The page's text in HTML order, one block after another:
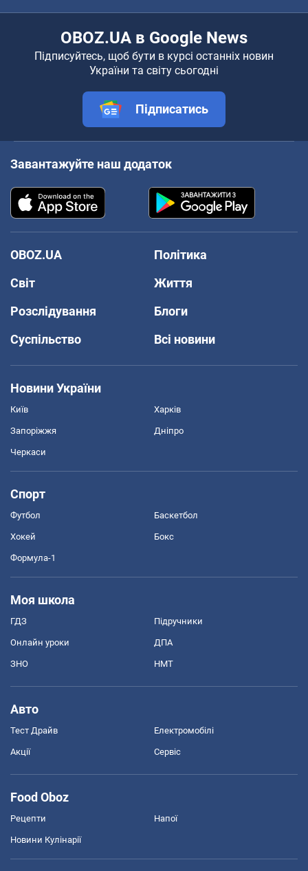
OBOZ.UA в Google News
Підписуйтесь, щоб бути в курсі останніх новин
України та світу сьогодні
Підписатись
Завантажуйте наш додаток
OBOZ.UA
Політика
Світ
Життя
Розслідування
Блоги
Суспільство
Всі новини
Новини України
Київ Харків
Запоріжжя Дніпро
Черкаси
Спорт
Футбол Баскетбол
Хокей Бокс
Формула-1
Моя школа
ГДЗ Підручники
Онлайн уроки ДПА
ЗНО НМТ
Авто
Тест Драйв Електромобілі
Акції Сервіс
Food Oboz
Рецепти Напої
Новини Кулінарії